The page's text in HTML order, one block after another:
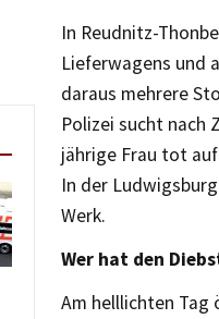
In Reudnitz-
Lieferwagens und
daraus mehrere
Polizei sucht nach
jährige Frau tot
In der
Werk.
Wer hat den
Am helllichten Tag